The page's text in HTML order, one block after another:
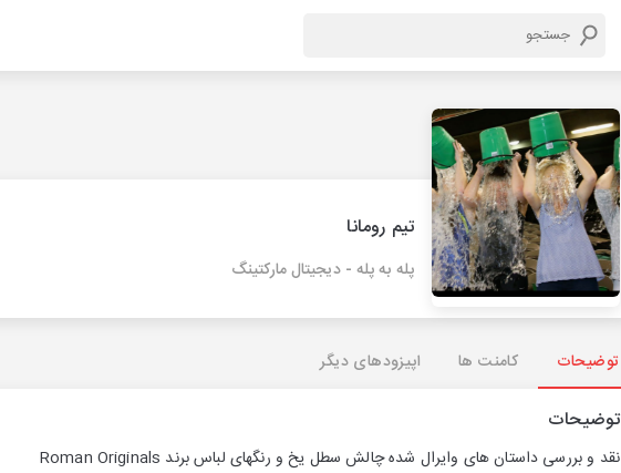
تیم رومانا
پله به پله - دیجیتال مارکتینگ
توضیحات کامنت ها اپیزودهای دیگر
توضیحات
نقد و بررسی داستان های وایرال شده چالش سطل یخ و رنگهای لباس برند Roman Originals